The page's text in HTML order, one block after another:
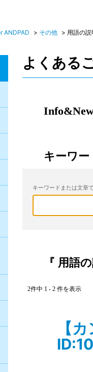
ANDPAD > その他 > 用語の説
よくある
キーワー
キーワードまたは文章
『 用語
2件中 1 - 2 件を表示
【